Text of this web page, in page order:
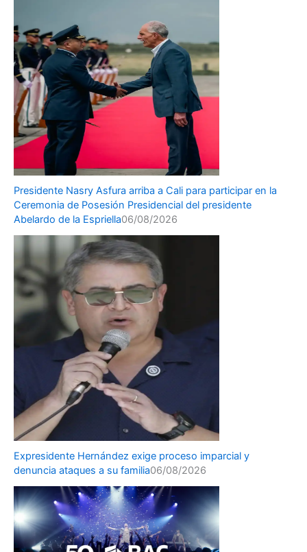
Presidente Nasry Asfura arriba a Cali para participar en la
Ceremonia de Posesión Presidencial del presidente
Abelardo de la Espriella06/08/2026
Expresidente Hernández exige proceso imparcial y
denuncia ataques a su familia06/08/2026